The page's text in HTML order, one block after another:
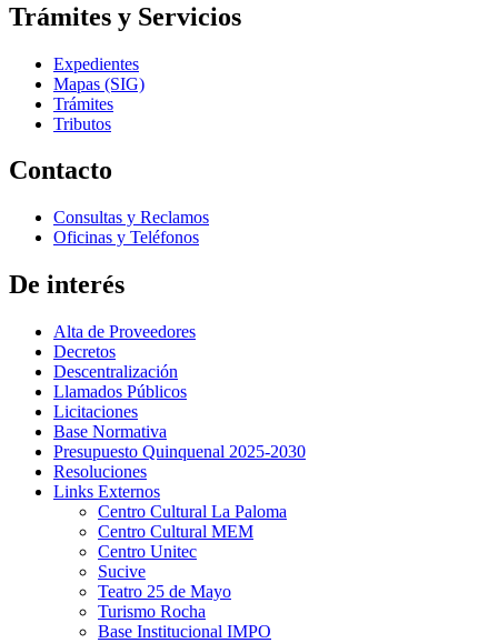
Trámites y Servicios
Expedientes
Mapas (SIG)
Trámites
Tributos
Contacto
Consultas y Reclamos
Oficinas y Teléfonos
De interés
Alta de Proveedores
Decretos
Descentralización
Llamados Públicos
Licitaciones
Base Normativa
Presupuesto Quinquenal 2025-2030
Resoluciones
Links Externos
Centro Cultural La Paloma
Centro Cultural MEM
Centro Unitec
Sucive
Teatro 25 de Mayo
Turismo Rocha
Base Institucional IMPO